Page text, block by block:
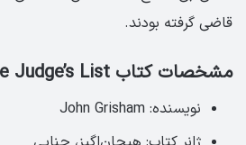
قاضی گرفته بودند.
مشخصات کتاب The Judge’s List‏ ‏
نویسنده: John Grisham